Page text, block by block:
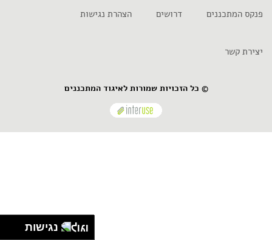
פנקס המתכננים דרושים הצהרת נגישות
יצירת קשר
© כל הזכויות שמורות לאיגוד המתכננים
נגישות